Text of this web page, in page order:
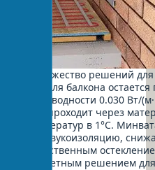
множество решений для
для балкона
теплопроводности 0.030 Вт/
тепла проходит через
температур в 1°C.
звукоизоляцию,
с качественным
бюджетным решением